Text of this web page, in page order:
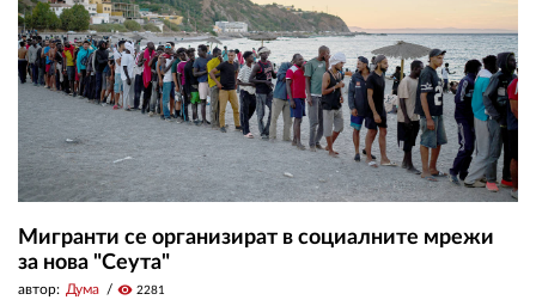
Мигранти се организират в социалните мрежи
за нова "Сеута"
автор: Дума visibility 2281